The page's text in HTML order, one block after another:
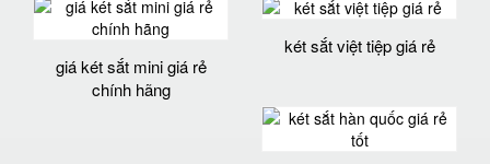
giá két sắt mini giá rẻ
chính hãng
két sắt việt tiệp giá rẻ